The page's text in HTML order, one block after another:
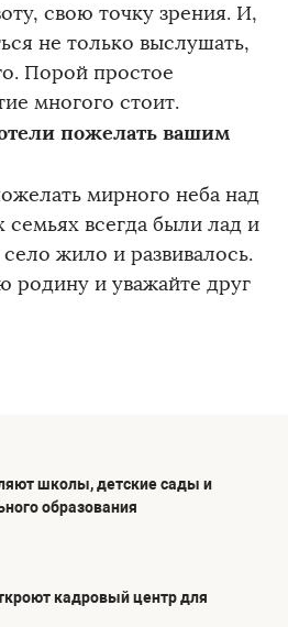
свою точку зрения. И,
не только выслушать,
Порой простое
многого стоит.
пожелать вашим
мирного неба над
семьях всегда были лад и
жило и развивалось.
и уважайте друг
школы, детские сады и
образования
кадровый центр для